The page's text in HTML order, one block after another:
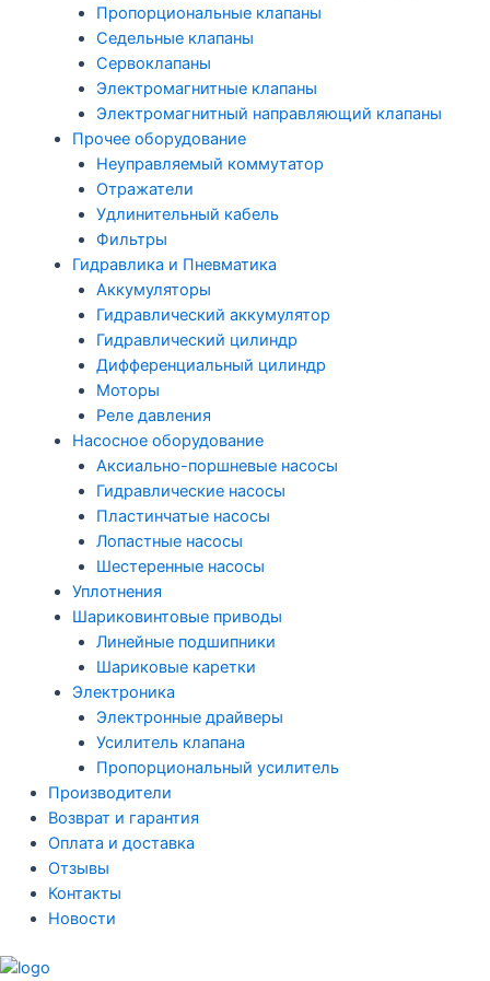
Пропорциональные клапаны
Седельные клапаны
Сервоклапаны
Электромагнитные клапаны
Электромагнитный направляющий клапаны
Прочее оборудование
Неуправляемый коммутатор
Отражатели
Удлинительный кабель
Фильтры
Гидравлика и Пневматика
Аккумуляторы
Гидравлический аккумулятор
Гидравлический цилиндр
Дифференциальный цилиндр
Моторы
Реле давления
Насосное оборудование
Аксиально-поршневые насосы
Гидравлические насосы
Пластинчатые насосы
Лопастные насосы
Шестеренные насосы
Уплотнения
Шариковинтовые приводы
Линейные подшипники
Шариковые каретки
Электроника
Электронные драйверы
Усилитель клапана
Пропорциональный усилитель
Производители
Возврат и гарантия
Оплата и доставка
Отзывы
Контакты
Новости